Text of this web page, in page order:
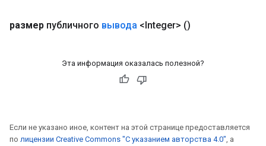
размер публичного вывода <Integer> ()
Эта информация оказалась полезной?
Если не указано иное, контент на этой странице предоставляется
по лицензии Creative Commons "С указанием авторства 4.0", а